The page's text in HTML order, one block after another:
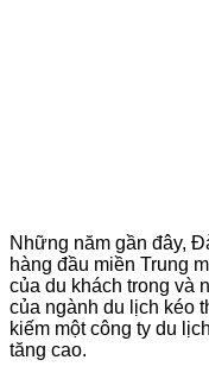
Những năm gần đây,
hàng đầu miền Trung
của du khách trong và
của ngành du lịch kéo
kiếm một công ty du
tăng cao.